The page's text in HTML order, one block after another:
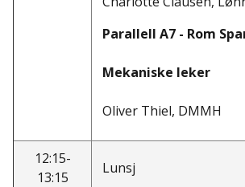
Parallell A7 - Rom
Mekaniske leker
Oliver Thiel, DMMH
12:15-
13:15
Lunsj